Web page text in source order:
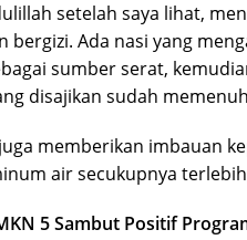
setelah saya lihat,
bergizi. Ada nasi yang
sumber serat,
disajikan sudah
memberikan imbauan
air secukupnya
5 Sambut Positif